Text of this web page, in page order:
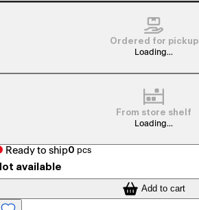
Ordered for pickup
Loading...
From store shelf
Loading...
Ready to ship0 pcs
available
Add to cart